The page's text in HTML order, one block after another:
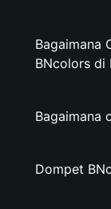
Bagaimana
BNcolors di
Bagaimana
Dompet